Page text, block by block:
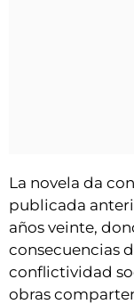
La novela da
publicada
años veinte,
consecuencias
conflictividad
obras